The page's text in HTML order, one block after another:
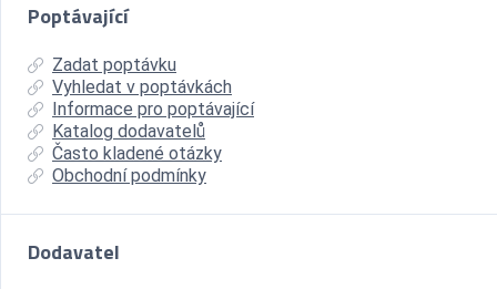
Poptávající
Zadat poptávku
Vyhledat v poptávkách
Informace pro poptávající
Katalog dodavatelů
Často kladené otázky
Obchodní podmínky
Dodavatel